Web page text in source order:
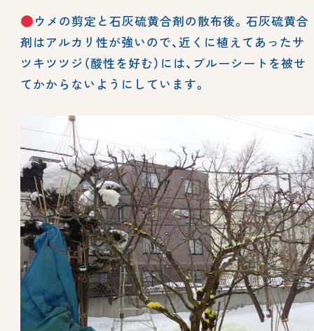
ウメの剪定と石灰硫黄合剤の散布後。石灰硫黄合
剤はアルカリ性が強いので、近くに植えてあったサ
ツキツツジ（酸性を好む）には、ブルーシートを被せ
てかからないようにしています。